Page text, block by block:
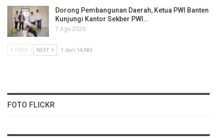
Dorong Pembangunan Daerah, Ketua PWI Banten
Kunjungi Kantor Sekber PWI…
7 Agu 2026
PREV NEXT 1 dari 14,986
FOTO FLICKR